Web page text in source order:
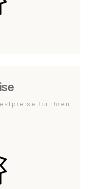
für Ihren